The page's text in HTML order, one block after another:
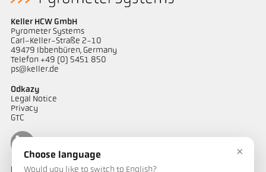
Keller HCW GmbH
Pyrometer Systems
Carl-Keller-Straße 2-10
49479 Ibbenbüren, Germany
Telefon +49 (0) 5451 850
ps@keller.de
Odkazy
Legal Notice
Privacy
GTC
Kontakt
×
Choose language
Would you like to switch to English?